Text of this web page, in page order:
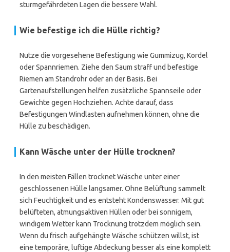
sturmgefährdeten Lagen die bessere Wahl.
Wie befestige ich die Hülle richtig?
Nutze die vorgesehene Befestigung wie Gummizug, Kordel
oder Spannriemen. Ziehe den Saum straff und befestige
Riemen am Standrohr oder an der Basis. Bei
Gartenaufstellungen helfen zusätzliche Spannseile oder
Gewichte gegen Hochziehen. Achte darauf, dass
Befestigungen Windlasten aufnehmen können, ohne die
Hülle zu beschädigen.
Kann Wäsche unter der Hülle trocknen?
In den meisten Fällen trocknet Wäsche unter einer
geschlossenen Hülle langsamer. Ohne Belüftung sammelt
sich Feuchtigkeit und es entsteht Kondenswasser. Mit gut
belüfteten, atmungsaktiven Hüllen oder bei sonnigem,
windigem Wetter kann Trocknung trotzdem möglich sein.
Wenn du frisch aufgehängte Wäsche schützen willst, ist
eine temporäre, luftige Abdeckung besser als eine komplett